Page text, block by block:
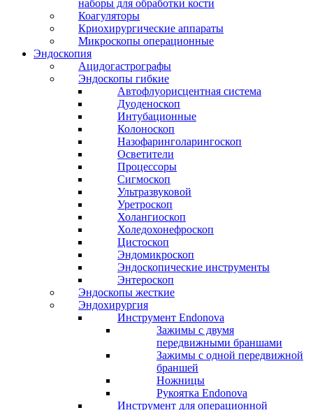
наборы для обработки кости
Коагуляторы
Криохирургические аппараты
Микроскопы операционные
Эндоскопия
Ацидогастрографы
Эндоскопы гибкие
Автофлуорисцентная система
Дуоденоскоп
Интубационные
Колоноскоп
Назофаринголарингоскоп
Осветители
Процессоры
Сигмоскоп
Ультразвуковой
Уретроскоп
Холангиоскоп
Холедохонефроскоп
Цистоскоп
Эндомикроскоп
Эндоскопические инструменты
Энтероскоп
Эндоскопы жесткие
Эндохирургия
Инструмент Endonova
Зажимы с двумя
передвижными браншами
Зажимы с одной передвижной
браншей
Ножницы
Рукоятка Endonova
Инструмент для операционной